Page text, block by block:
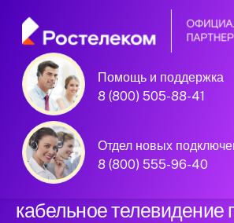
Помощь и поддержка
8 (800) 505-88-41
Отдел новых
8 (800) 555-96-40
Официальный
партнер
Подключили новый
кабельное телевидение